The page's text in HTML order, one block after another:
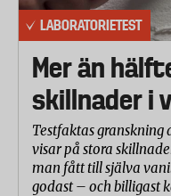
LABORATORIETEST
Mer än
skillnader i
Testfaktas granskning
visar på stora
man fått till själva
godast – och billigast